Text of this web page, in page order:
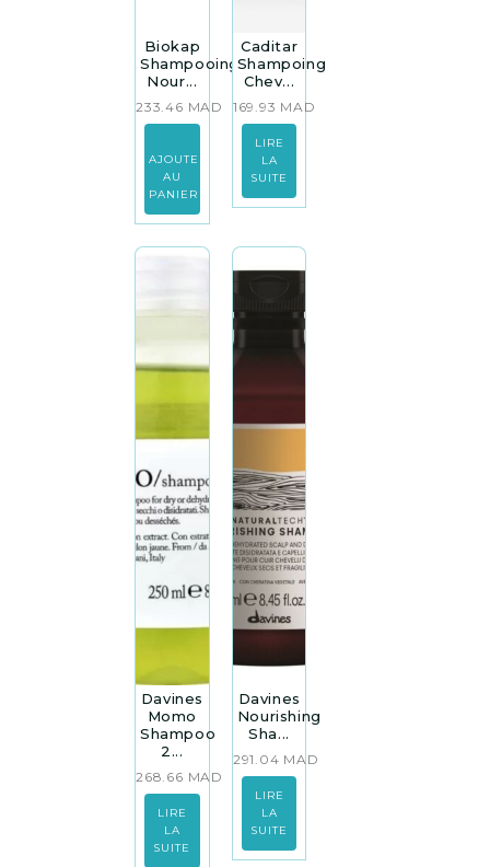
Biokap
Shampooing
Nour...
233.46 MAD
AJOUTER
AU
PANIER
Caditar
Shampoing
Chev...
169.93 MAD
LIRE
LA
SUITE
Davines
Momo
Shampoo
2...
268.66 MAD
LIRE
LA
SUITE
Davines
Nourishing
Sha...
291.04 MAD
LIRE
LA
SUITE